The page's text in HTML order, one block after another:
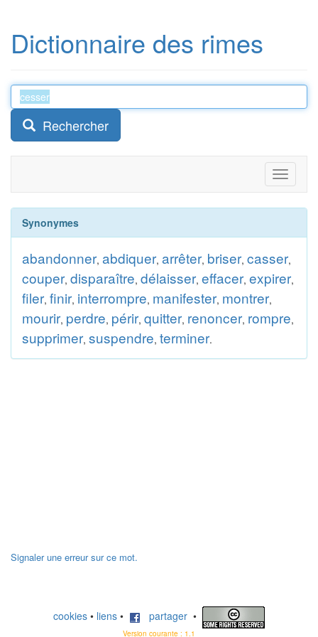
Dictionnaire des rimes
Rechercher
Toggle
Synonymes
abandonner, abdiquer, arrêter, briser, casser,
couper, disparaître, délaisser, effacer, expirer,
filer, finir, interrompre, manifester, montrer,
mourir, perdre, périr, quitter, renoncer, rompre,
supprimer, suspendre, terminer.
Signaler une erreur sur ce mot.
cookies • liens • partager •
Version courante : 1.1